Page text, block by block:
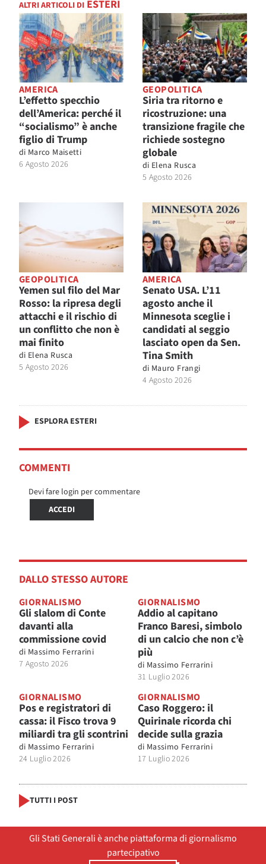
ALTRI ARTICOLI DI ESTERI
AMERICA
L’effetto specchio
dell’America: perché il
“socialismo” è anche
figlio di Trump
di Marco Maisetti
6 Agosto 2026
GEOPOLITICA
Siria tra ritorno e
ricostruzione: una
transizione fragile che
richiede sostegno
globale
di Elena Rusca
5 Agosto 2026
GEOPOLITICA
Yemen sul filo del Mar
Rosso: la ripresa degli
attacchi e il rischio di
un conflitto che non è
mai finito
di Elena Rusca
5 Agosto 2026
AMERICA
Senato USA. L’11
agosto anche il
Minnesota sceglie i
candidati al seggio
lasciato open da Sen.
Tina Smith
di Mauro Frangi
4 Agosto 2026
ESPLORA ESTERI
COMMENTI
Devi fare login per commentare
ACCEDI
DALLO STESSO AUTORE
GIORNALISMO
Gli slalom di Conte
davanti alla
commissione covid
di Massimo Ferrarini
7 Agosto 2026
GIORNALISMO
Addio al capitano
Franco Baresi, simbolo
di un calcio che non c’è
più
di Massimo Ferrarini
31 Luglio 2026
GIORNALISMO
Pos e registratori di
cassa: il Fisco trova 9
miliardi tra gli scontrini
di Massimo Ferrarini
24 Luglio 2026
GIORNALISMO
Caso Roggero: il
Quirinale ricorda chi
decide sulla grazia
di Massimo Ferrarini
17 Luglio 2026
TUTTI I POST
Gli Stati Generali è anche piattaforma di giornalismo
partecipativo